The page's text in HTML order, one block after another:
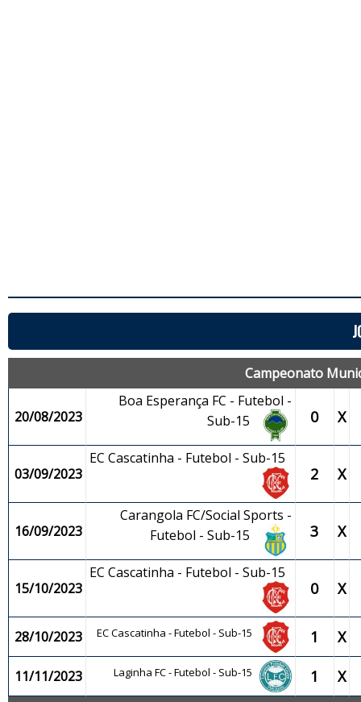
Campeonato
20/08/2023
Boa Esperança FC - Futebol -
Sub-15
0 X
03/09/2023
EC Cascatinha - Futebol - Sub-15
2 X
16/09/2023
Carangola FC/Social Sports -
Futebol - Sub-15
3 X
15/10/2023
EC Cascatinha - Futebol - Sub-15
0 X
28/10/2023 EC Cascatinha - Futebol - Sub-15 1 X
11/11/2023 Laginha FC - Futebol - Sub-15 1 X